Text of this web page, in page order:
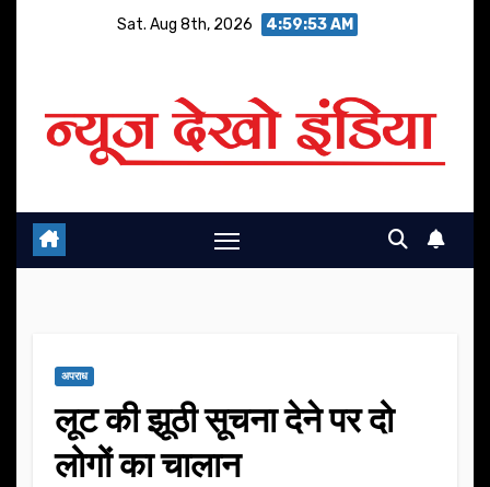
Sat. Aug 8th, 2026 4:59:53 AM
अपराध
लूट की झूठी सूचना देने पर दो
लोगों का चालान